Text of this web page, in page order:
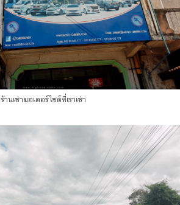
ร้านเช่ามอเตอร์ไซด์ที่เราเช่า